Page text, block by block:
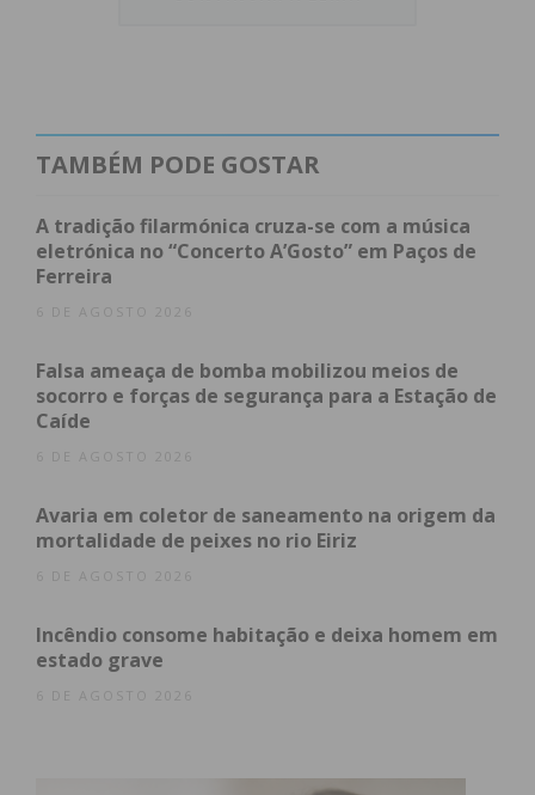
Subscreva a newsletter do
Imediato
atualizada.
Eu li e concordo com ostermos e
TAMBÉM PODE GOSTAR
A tradição filarmónica cruza-se com a música
eletrónica no “Concerto A’Gosto” em Paços de
Ferreira
6 DE AGOSTO 2026
Falsa ameaça de bomba mobilizou meios de
socorro e forças de segurança para a Estação de
Caíde
6 DE AGOSTO 2026
Avaria em coletor de saneamento na origem da
mortalidade de peixes no rio Eiriz
6 DE AGOSTO 2026
Incêndio consome habitação e deixa homem em
estado grave
6 DE AGOSTO 2026